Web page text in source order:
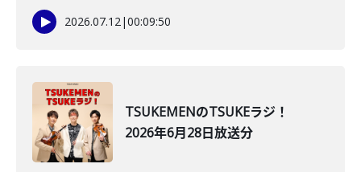
2026.07.12|00:09:50
TSUKEMENのTSUKEラジ！
2026年6月28日放送分